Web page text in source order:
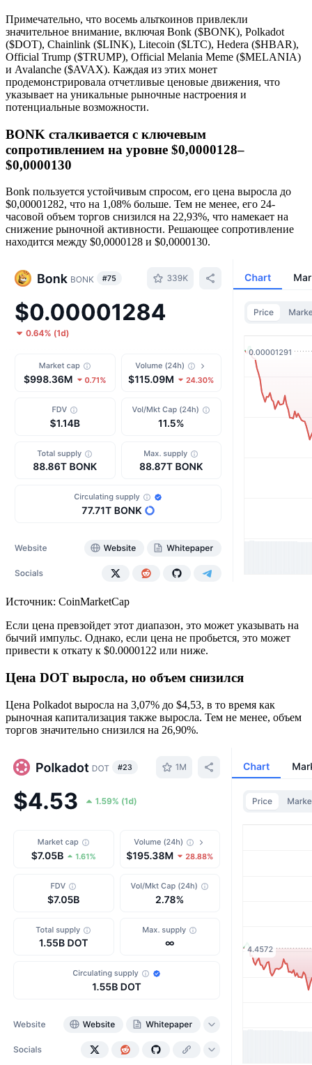
Примечательно, что восемь альткоинов привлекли
значительное внимание, включая Bonk ($BONK), Polkadot
($DOT), Chainlink ($LINK), Litecoin ($LTC), Hedera ($HBAR),
Official Trump ($TRUMP), Official Melania Meme ($MELANIA)
и Avalanche ($AVAX). Каждая из этих монет
продемонстрировала отчетливые ценовые движения, что
указывает на уникальные рыночные настроения и
потенциальные возможности.
BONK сталкивается с ключевым
сопротивлением на уровне $0,0000128–
$0,0000130
Bonk пользуется устойчивым спросом, его цена выросла до
$0,00001282, что на 1,08% больше. Тем не менее, его 24-
часовой объем торгов снизился на 22,93%, что намекает на
снижение рыночной активности. Решающее сопротивление
находится между $0,0000128 и $0,0000130.
Источник: CoinMarketCap
Если цена превзойдет этот диапазон, это может указывать на
бычий импульс. Однако, если цена не пробьется, это может
привести к откату к $0.0000122 или ниже.
Цена DOT выросла, но объем снизился
Цена Polkadot выросла на 3,07% до $4,53, в то время как
рыночная капитализация также выросла. Тем не менее, объем
торгов значительно снизился на 26,90%.